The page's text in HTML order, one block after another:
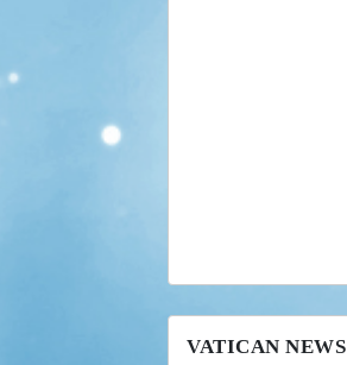
VATICAN NEWS